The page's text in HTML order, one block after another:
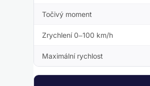
Točivý moment
Zrychlení 0–100 km/h
Maximální rychlost